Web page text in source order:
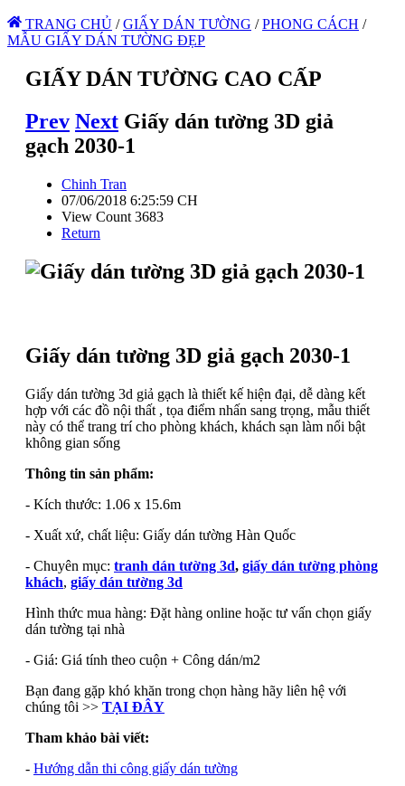
TRANG CHỦ / GIẤY DÁN TƯỜNG / PHONG CÁCH /
MẪU GIẤY DÁN TƯỜNG ĐẸP
GIẤY DÁN TƯỜNG CAO CẤP
Prev Next Giấy dán tường 3D giả
gạch 2030-1
Chinh Tran
07/06/2018 6:25:59 CH
View Count 3683
Return
Giấy dán tường 3D giả gạch 2030-1
Giấy dán tường 3d giả gạch là thiết kế hiện đại, dễ dàng kết
hợp với các đồ nội thất , tọa điểm nhấn sang trọng, mẫu thiết
này có thể trang trí cho phòng khách, khách sạn làm nổi bật
không gian sống
Thông tin sản phẩm:
- Kích thước: 1.06 x 15.6m
- Xuất xứ, chất liệu: Giấy dán tường Hàn Quốc
- Chuyên mục: tranh dán tường 3d, giấy dán tường phòng
khách, giấy dán tường 3d
Hình thức mua hàng: Đặt hàng online hoặc tư vấn chọn giấy
dán tường tại nhà
- Giá: Giá tính theo cuộn + Công dán/m2
Bạn đang gặp khó khăn trong chọn hàng hãy liên hệ với
chúng tôi >> TẠI ĐÂY
Tham khảo bài viết:
- Hướng dẫn thi công giấy dán tường